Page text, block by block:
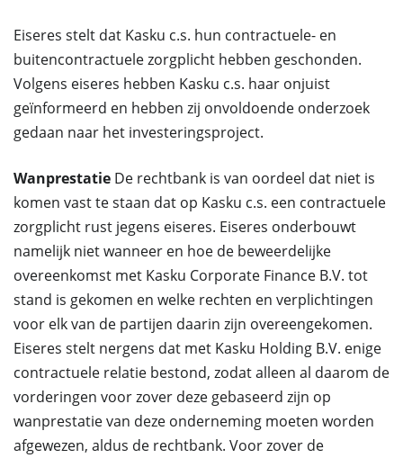
Eiseres stelt dat Kasku c.s. hun contractuele- en
buitencontractuele zorgplicht hebben geschonden.
Volgens eiseres hebben Kasku c.s. haar onjuist
geïnformeerd en hebben zij onvoldoende onderzoek
gedaan naar het investeringsproject.
Wanprestatie De rechtbank is van oordeel dat niet is
komen vast te staan dat op Kasku c.s. een contractuele
zorgplicht rust jegens eiseres. Eiseres onderbouwt
namelijk niet wanneer en hoe de beweerdelijke
overeenkomst met Kasku Corporate Finance B.V. tot
stand is gekomen en welke rechten en verplichtingen
voor elk van de partijen daarin zijn overeengekomen.
Eiseres stelt nergens dat met Kasku Holding B.V. enige
contractuele relatie bestond, zodat alleen al daarom de
vorderingen voor zover deze gebaseerd zijn op
wanprestatie van deze onderneming moeten worden
afgewezen, aldus de rechtbank. Voor zover de